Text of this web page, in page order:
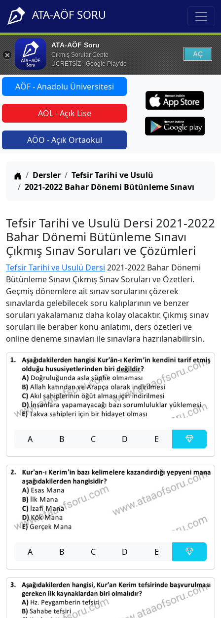
ATA-AÖF SORU
ATA-AÖF Soru
Çıkmış Sorular Cepte
ÜCRETSİZ - Google Play'de
AÇ
AÖF - Anadolu Üniversitesi
AÖL - Açık Lise
AÖO - Açık Ortaokul
Anasayfa
Dersler
Tefsir Tarihi ve Usulü
2021-2022 Bahar Dönemi Bütünleme Sınavı
Tefsir Tarihi ve Usulü Dersi 2021-2022
Bahar Dönemi Bütünleme Sınavı
Çıkmış Sınav Soruları ve Çözümleri
Tefsir Tarihi ve Usulü Dersi 2021-2022 Bahar Dönemi
Bütünleme Sınavı Çıkmış Sınav Soruları ve Özetleri.
Geçmiş dönemlere ait sınav sorularını çözerek
sınavlarda gelebilecek soru kalıplarının ve benzer
soruları yakalamanız daha kolay olacaktır. Çıkmış sınav
soruları ile beraber konu anlatımı, ders özetleri ve
online deneme sınavları ile sınavlara hazrılanabilirsin.
A B C D E
A B C D E